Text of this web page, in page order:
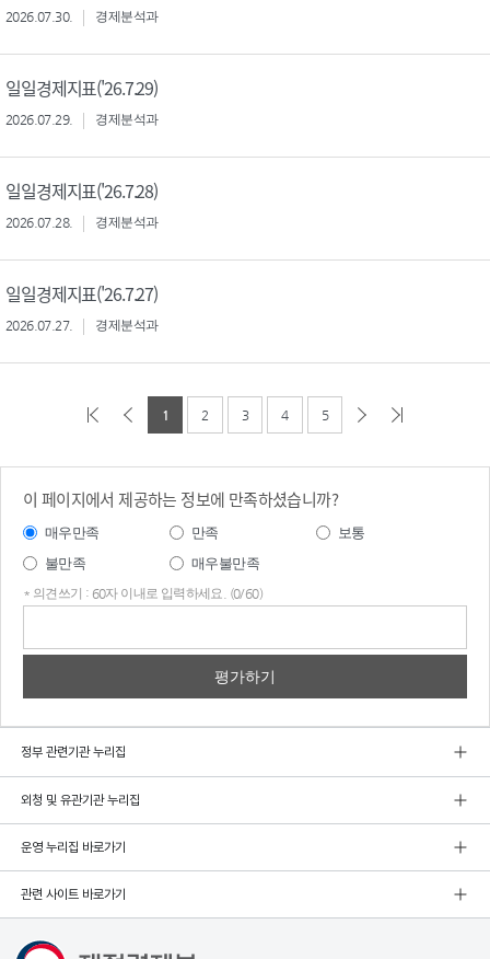
2026.07.30. 경제분석과
일일경제지표('26.7.29)
2026.07.29. 경제분석과
일일경제지표('26.7.28)
2026.07.28. 경제분석과
일일경제지표('26.7.27)
2026.07.27. 경제분석과
1 2 3 4 5
이 페이지에서 제공하는 정보에 만족하셨습니까?
매우만족 만족
보통
불만족
매우불만족
* 의견쓰기 : 60자 이내로 입력하세요. (0/60)
정부 관련기관 누리집
외청 및 유관기관 누리집
운영 누리집 바로가기
관련 사이트 바로가기